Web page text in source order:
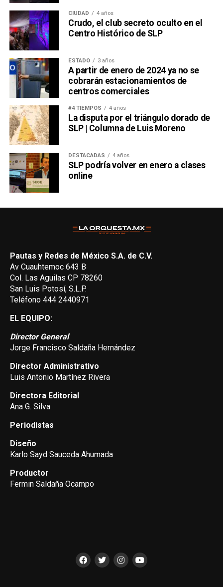
CIUDAD 4 años
Crudo, el club secreto oculto en el
Centro Histórico de SLP
ESTADO 3 años
A partir de enero de 2024 ya no se
cobrarán estacionamientos de
centros comerciales
#4 TIEMPOS 4 años
La disputa por el triángulo dorado de
SLP | Columna de Luis Moreno
DESTACADAS 4 años
SLP podría volver en enero a clases
online
Pautas y Redes de México S.A. de C.V.
Av Cuauhtemoc 643 B
Col. Las Aguilas CP 78260
San Luis Potosí, S.L.P.
Teléfono 444 2440971
EL EQUIPO:
Director General
Jorge Francisco Saldaña Hernández
Director Administrativo
Luis Antonio Martínez Rivera
Directora Editorial
Ana G. Silva
Periodistas
Diseño
Karlo Sayd Sauceda Ahumada
Productor
Fermin Saldaña Ocampo